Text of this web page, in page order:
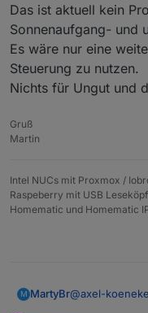
Das ist aktuell kein
Sonnenaufgang- und
Es wäre nur eine
Steuerung zu nutzen.
Nichts für Ungut und
Gruß
Martin
Intel NUCs mit Proxmox /
Raspeberry mit USB
Homematic und Homematic
M MartyBr@axel-koeneke